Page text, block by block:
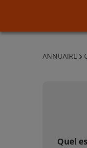
ANNUAIRE
Quel